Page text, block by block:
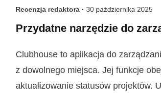
Recenzja redaktora · 30 października 2025
Przydatne narzędzie do
Clubhouse to aplikacja do
z dowolnego miejsca. Jej funkcje
aktualizowanie statusów projektów.